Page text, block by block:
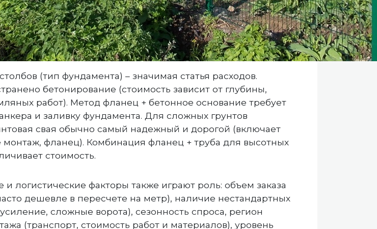
(тип фундамента) – значимая статья расходов.
бетонирование (стоимость зависит от глубины,
работ). Метод фланец + бетонное основание требует
и заливку фундамента. Для сложных грунтов
свая обычно самый надежный и дорогой (включает
монтаж, фланец). Комбинация фланец + труба для высотных
стоимость.
и логистические факторы также играют роль: объем заказа
дешевле в пересчете на метр), наличие нестандартных
сложные ворота), сезонность спроса, регион
(транспорт, стоимость работ и материалов), уровень